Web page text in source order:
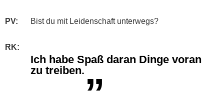
PV: Bist du mit Leidenschaft unterwegs?
RK:
Ich habe Spaß daran Dinge voran
zu treiben.